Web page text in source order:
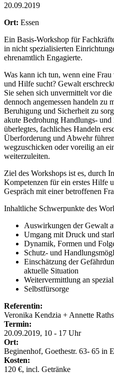
20.09.2019
Ort: Essen
Ein Basis-Workshop für
in nicht spezialisierten
ehrenamtlich Engagierte.
Was kann ich tun, wenn eine
und Hilfe sucht? Gewalt
Sie sehen sich unvermittelt vor
dennoch angemessen handeln zu
Beruhigung und Sicherheit zu
akute Bedrohung Handlungs-
überlegtes, fachliches Handeln
Überforderung und Abwehr
wegzuschicken oder voreilig an
weiterzuleiten.
Ziel des Workshops ist es, durch
Kompetenzen für ein erstes Hilfe
Gespräch mit einer betroffenen
Inhaltliche Schwerpunkte des
Auswirkungen der Gewalt
Umgang mit Druck und
Dynamik, Formen und
Schutz- und
Einschätzung der
aktuelle Situation
Weitervermittlung an
Selbstfürsorge
Referentin:
Veronika Kendzia + Annette
Termin:
20.09.2019, 10 - 17 Uhr
Ort:
Beginenhof, Goethestr. 63- 65 in
Kosten:
120 €, incl. Getränke